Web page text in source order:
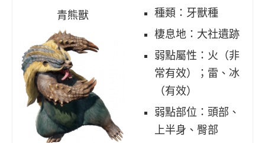
青熊獸
種類：牙獸種
棲息地：大社遺跡
弱點屬性：火（非
常有效）；雷、冰
（有效）
弱點部位：頭部、
上半身、臀部